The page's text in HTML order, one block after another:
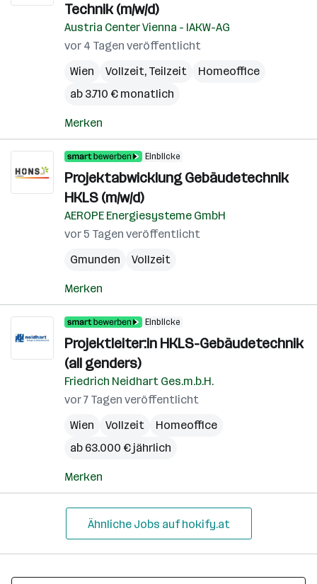
Technik (m/w/d)
Austria Center Vienna - IAKW-AG
vor 4 Tagen veröffentlicht
Wien
Vollzeit, Teilzeit
Homeoffice
ab 3.710 € monatlich
Merken
Einblicke
Projektabwicklung Gebäudetechnik
HKLS (m/w/d)
AEROPE Energiesysteme GmbH
vor 5 Tagen veröffentlicht
Gmunden
Vollzeit
Merken
Einblicke
Projektleiter:in HKLS-Gebäudetechnik
(all genders)
Friedrich Neidhart Ges.m.b.H.
vor 7 Tagen veröffentlicht
Wien
Vollzeit
Homeoffice
ab 63.000 € jährlich
Merken
Ähnliche Jobs auf hokify.at